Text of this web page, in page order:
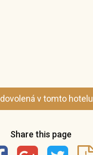
dovolená v tomto hotelu
Share this page